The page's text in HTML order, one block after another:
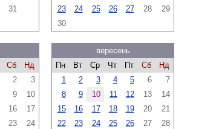
31
23
24 25 26 27 28
29
30
Сб
Нд
2
3
9
10
16
17
23
24
вересень
Пн
Вт Ср Чт Пт Сб
Нд
1
2 3 4 5 6
7
8
9 10 11 12 13
14
15
16 17 18 19 20
21
22
23 24 25 26 27
28